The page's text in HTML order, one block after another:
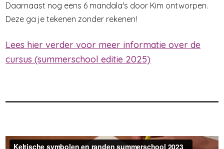
Daarnaast nog eens 6 mandala's door Kim ontworpen.
Deze ga je tekenen zonder rekenen!
Lees hier verder voor meer informatie over de
cursus (summerschool editie 2025)